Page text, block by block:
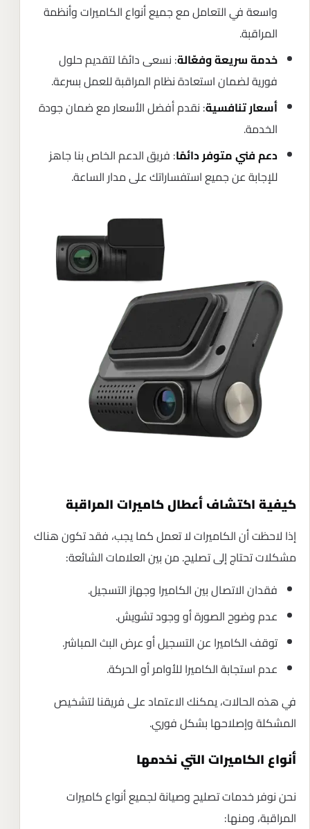
واسعة في التعامل مع جميع أنواع الكاميرات وأنظمة
المراقبة.
خدمة سريعة وفعّالة: نسعى دائمًا لتقديم حلول
فورية لضمان استعادة نظام المراقبة للعمل بسرعة.
أسعار تنافسية: نقدم أفضل الأسعار مع ضمان جودة
الخدمة.
دعم فني متوفر دائمًا: فريق الدعم الخاص بنا جاهز
للإجابة عن جميع استفساراتك على مدار الساعة.
كيفية اكتشاف أعطال كاميرات المراقبة
إذا لاحظت أن الكاميرات لا تعمل كما يجب، فقد تكون هناك
مشكلات تحتاج إلى تصليح. من بين العلامات الشائعة:
فقدان الاتصال بين الكاميرا وجهاز التسجيل.
عدم وضوح الصورة أو وجود تشويش.
توقف الكاميرا عن التسجيل أو عرض البث المباشر.
عدم استجابة الكاميرا للأوامر أو الحركة.
في هذه الحالات، يمكنك الاعتماد على فريقنا لتشخيص
المشكلة وإصلاحها بشكل فوري.
أنواع الكاميرات التي نخدمها
نحن نوفر خدمات تصليح وصيانة لجميع أنواع كاميرات
المراقبة، ومنها: